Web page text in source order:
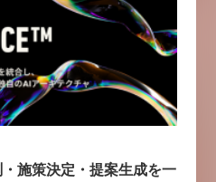
施策決定・提案生成を一